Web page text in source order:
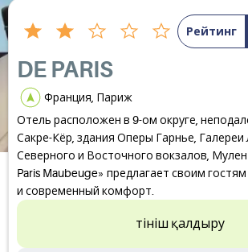
Рейтинг
DE PARIS
Франция, Париж
Отель расположен в 9-ом округе,
Сакре-Кёр, здания Оперы Гарнье, Галереи
Северного и Восточного вокзалов,
Paris Maubeuge» предлагает своим
и современный комфорт.
Өтініш қалдыру